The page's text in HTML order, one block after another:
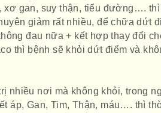
xơ gan, suy thận, tiểu đường…. thì
giảm rất nhiều, để chữa dứt
đau nữa + kết hợp thay đổi
thì bệnh sẽ khỏi dứt điểm và
nhiều nơi mà không khỏi, trong
áp, Gan, Tim, Thận, máu…. thì